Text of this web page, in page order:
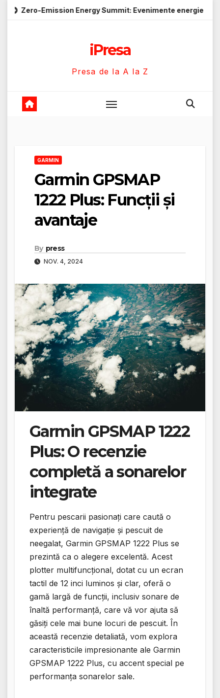
Skip
Energy Summit: Evenimente energie despre soluții
iPresa
Presa de la A la Z
GARMIN
Garmin GPSMAP
1222 Plus: Funcții și
avantaje
By press
NOV. 4, 2024
Garmin GPSMAP 1222
Plus: O recenzie
completă a sonarelor
integrate
Pentru pescarii pasionați care caută o
experiență de navigație și pescuit de
neegalat, Garmin GPSMAP 1222 Plus se
prezintă ca o alegere excelentă. Acest
plotter multifuncțional, dotat cu un ecran
tactil de 12 inci luminos și clar, oferă o
gamă largă de funcții, inclusiv sonare de
înaltă performanță, care vă vor ajuta să
găsiți cele mai bune locuri de pescuit. În
această recenzie detaliată, vom explora
caracteristicile impresionante ale Garmin
GPSMAP 1222 Plus, cu accent special pe
performanța sonarelor sale.